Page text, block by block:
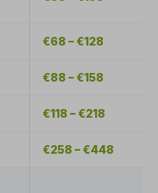
€68 – €128
€88 – €158
€118 – €218
€258 – €448